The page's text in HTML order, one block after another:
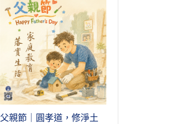
父親節｜圓孝道，修淨土